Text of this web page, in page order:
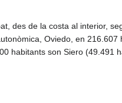
des de la costa al interior,
Oviedo, en 216.607
habitants son Siero (49.491